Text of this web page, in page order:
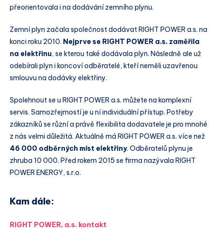
přeorientovala i na dodávání zemního plynu.
Zemní plyn začala společnost dodávat RIGHT POWER a.s. na
konci roku 2010. Nejprve se RIGHT POWER a.s. zaměřila
na elektřinu, se kterou také dodávala plyn. Následně ale už
odebírali plyn i koncoví odběratelé, kteří neměli uzavřenou
smlouvu na dodávky elektřiny.
Spolehnout se u RIGHT POWER a.s. můžete na komplexní
servis. Samozřejmostí je u ní individuální přístup. Potřeby
zákazníků se různí a právě flexibilita dodavatele je pro mnohé
z nás velmi důležitá. Aktuálně má RIGHT POWER a.s. více než
46 000 odběrných míst elektřiny. Odběratelů plynu je
zhruba 10 000. Před rokem 2015 se firma nazývala RIGHT
POWER ENERGY, s.r.o.
Kam dále:
RIGHT POWER, a.s. kontakt